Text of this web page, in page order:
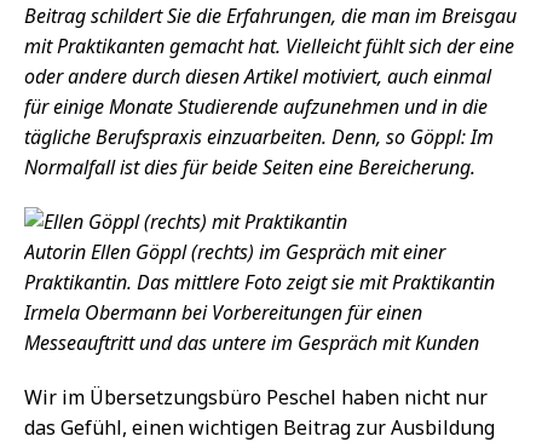
Beitrag schildert Sie die Erfahrungen, die man im Breisgau
mit Praktikanten gemacht hat. Vielleicht fühlt sich der eine
oder andere durch diesen Artikel motiviert, auch einmal
für einige Monate Studierende aufzunehmen und in die
tägliche Berufspraxis einzuarbeiten. Denn, so Göppl: Im
Normalfall ist dies für beide Seiten eine Bereicherung.
Autorin Ellen Göppl (rechts) im Gespräch mit einer
Praktikantin. Das mittlere Foto zeigt sie mit Praktikantin
Irmela Obermann bei Vorbereitungen für einen
Messeauftritt und das untere im Gespräch mit Kunden
Wir im Übersetzungsbüro Peschel haben nicht nur
das Gefühl, einen wichtigen Beitrag zur Ausbildung